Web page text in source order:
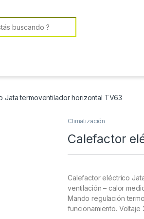
Jata termoventilador horizontal TV63
Climatización
Calefactor
Calefactor eléctrico
ventilación – calor
Mando regulación
funcionamiento. Voltaje